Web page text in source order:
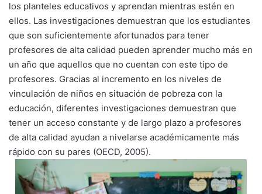
los planteles educativos y aprendan mientras estén en
ellos. Las investigaciones demuestran que los estudiantes
que son suficientemente afortunados para tener
profesores de alta calidad pueden aprender mucho más en
un año que aquellos que no cuentan con este tipo de
profesores. Gracias al incremento en los niveles de
vinculación de niños en situación de pobreza con la
educación, diferentes investigaciones demuestran que
tener un acceso constante y de largo plazo a profesores
de alta calidad ayudan a nivelarse académicamente más
rápido con su pares (OECD, 2005).